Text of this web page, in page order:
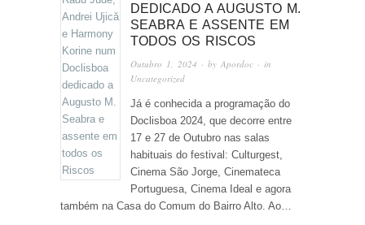
DEDICADO A AUGUSTO M.
SEABRA E ASSENTE EM
TODOS OS RISCOS
Outubro 1, 2024 · byApordoc · in
Uncategorized
Já é conhecida a programação do
Doclisboa 2024, que decorre entre
17 e 27 de Outubro nas salas
habituais do festival: Culturgest,
Cinema São Jorge, Cinemateca
Portuguesa, Cinema Ideal e agora
também na Casa do Comum do Bairro Alto. Ao…